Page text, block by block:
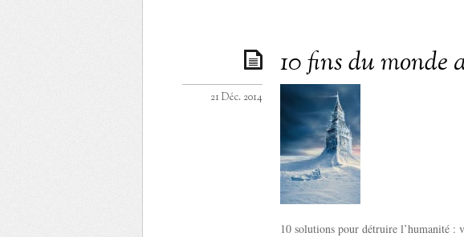
10 fins du monde
21 Déc. 2014
10 solutions pour détruire l’humanité :